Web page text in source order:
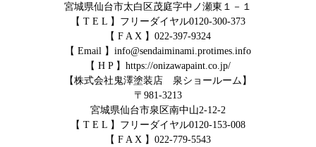
宮城県仙台市太白区茂庭字中ノ瀬東１－１
【 T E L 】フリーダイヤル0120-300-373
【 F A X 】022-397-9324
【 Email 】info@sendaiminami.protimes.info
【 H P 】https://onizawapaint.co.jp/
【株式会社鬼澤塗装店 泉ショールーム】
〒981-3213
宮城県仙台市泉区南中山2-12-2
【 T E L 】フリーダイヤル0120-153-008
【 F A X 】022-779-5543